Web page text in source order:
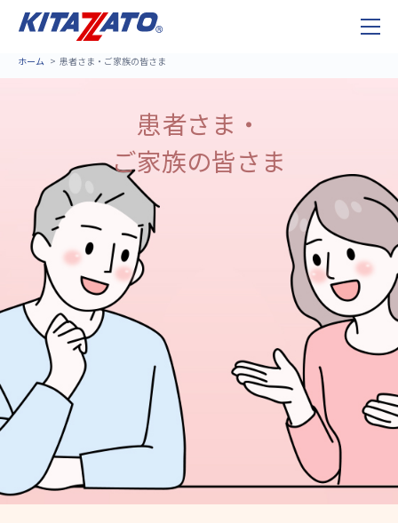
ホーム 患者さま・ご家族の皆さま
患者さま・
ご家族の皆さま